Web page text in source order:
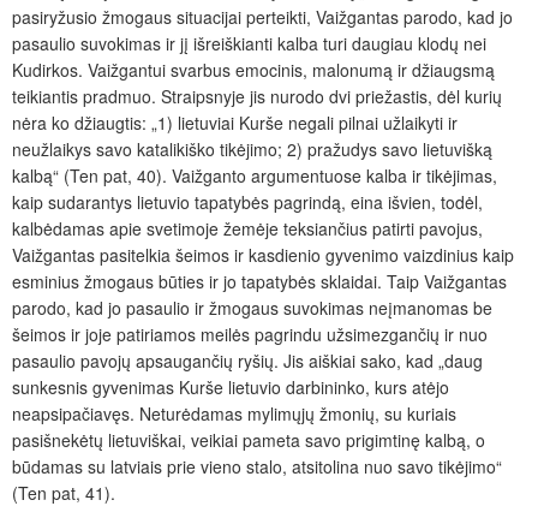
pasiryžusio žmogaus situacijai perteikti, Vaižgantas parodo, kad jo
pasaulio suvokimas ir jį išreiškianti kalba turi daugiau klodų nei
Kudirkos. Vaižgantui svarbus emocinis, malonumą ir džiaugsmą
teikiantis pradmuo. Straipsnyje jis nurodo dvi priežastis, dėl kurių
nėra ko džiaugtis: „1) lietuviai Kurše negali pilnai užlaikyti ir
neužlaikys savo katalikiško tikėjimo; 2) pražudys savo lietuvišką
kalbą“ (Ten pat, 40). Vaižganto argumentuose kalba ir tikėjimas,
kaip sudarantys lietuvio tapatybės pagrindą, eina išvien, todėl,
kalbėdamas apie svetimoje žemėje teksiančius patirti pavojus,
Vaižgantas pasitelkia šeimos ir kasdienio gyvenimo vaizdinius kaip
esminius žmogaus būties ir jo tapatybės sklaidai. Taip Vaižgantas
parodo, kad jo pasaulio ir žmogaus suvokimas neįmanomas be
šeimos ir joje patiriamos meilės pagrindu užsimezgančių ir nuo
pasaulio pavojų apsaugančių ryšių. Jis aiškiai sako, kad „daug
sunkesnis gyvenimas Kurše lietuvio darbininko, kurs atėjo
neapsipačiavęs. Neturėdamas mylimųjų žmonių, su kuriais
pasišnekėtų lietuviškai, veikiai pameta savo prigimtinę kalbą, o
būdamas su latviais prie vieno stalo, atsitolina nuo savo tikėjimo“
(Ten pat, 41).